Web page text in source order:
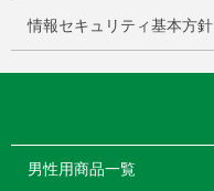
情報セキュリティ基本方針
男性用商品一覧